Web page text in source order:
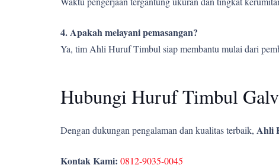
4. Apakah melayani pemasangan?
Ya, tim Ahli Huruf Timbul siap membantu mulai dari
Hubungi Huruf Timbul
Dengan dukungan pengalaman dan kualitas terbaik, Ahli
Kontak Kami: 0812-9035-0045